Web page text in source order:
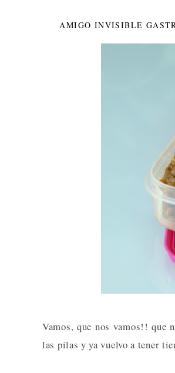
AMIGO INVISIBLE
Vamos, que nos vamos!! que
las pilas y ya vuelvo a tener